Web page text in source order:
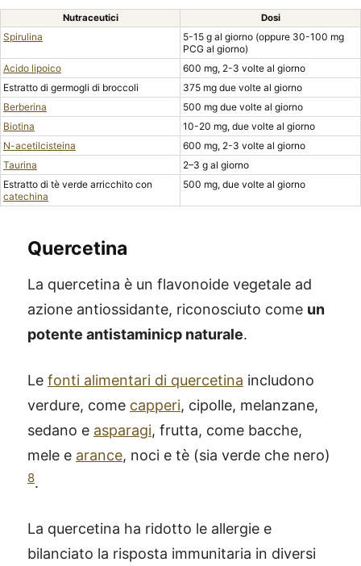
Nutraceutici Dosi
Spirulina
5-15 g al giorno (oppure 30-100 mg
PCG al giorno)
Acido lipoico
600 mg, 2-3 volte al giorno
Estratto di germogli di broccoli
375 mg due volte al giorno
Berberina
500 mg due volte al giorno
Biotina
10-20 mg, due volte al giorno
N-acetilcisteina
600 mg, 2-3 volte al giorno
Taurina
2–3 g al giorno
Estratto di tè verde arricchito con
catechina
500 mg, due volte al giorno
Quercetina
La quercetina è un flavonoide vegetale ad
azione antiossidante, riconosciuto come un
potente antistaminicp naturale.
Le fonti alimentari di quercetina includono
verdure, come capperi, cipolle, melanzane,
sedano e asparagi, frutta, come bacche,
mele e arance, noci e tè (sia verde che nero)
8.
La quercetina ha ridotto le allergie e
bilanciato la risposta immunitaria in diversi